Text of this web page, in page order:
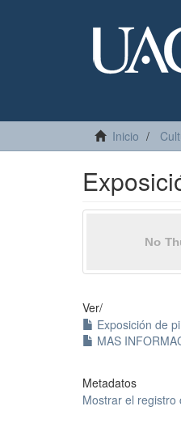
Inicio
Ver/
Exposición de
MAS
Metadatos
Mostrar el registro